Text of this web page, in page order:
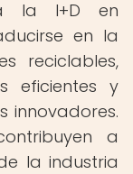
la I+D en
en la
reciclables,
eficientes y
innovadores.
a
la industria